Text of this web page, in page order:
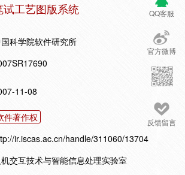
QQ客服
官方微博
反馈留言
试工艺图版系统
科学院软件研究所
11-08
件著作权
ir.iscas.ac.cn/handle/311060/13704
机交互技术与智能信息处理实验室